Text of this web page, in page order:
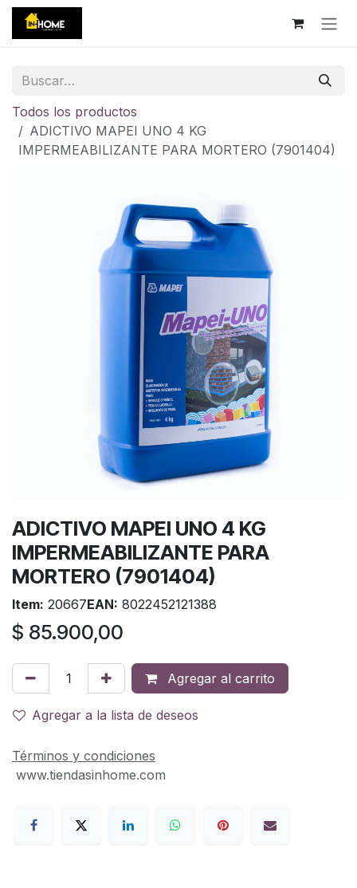
Ir al contenido
Todos los productos
ADICTIVO MAPEI UNO 4 KG
IMPERMEABILIZANTE PARA MORTERO (7901404)
ADICTIVO MAPEI UNO 4 KG
IMPERMEABILIZANTE PARA
MORTERO (7901404)
Item: 20667EAN: 8022452121388
$ 85.900,00
Agregar al carrito
Agregar a la lista de deseos
Términos y condiciones
www.tiendasinhome.com